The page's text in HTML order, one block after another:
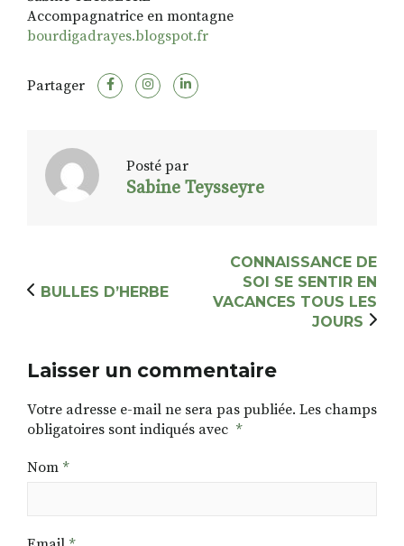
Accompagnatrice en montagne
bourdigadrayes.blogspot.fr
Partager
Posté par
Sabine Teysseyre
BULLES D’HERBE
CONNAISSANCE DE
SOI SE SENTIR EN
VACANCES TOUS LES
JOURS
Laisser un commentaire
Votre adresse e-mail ne sera pas publiée. Les champs
obligatoires sont indiqués avec *
Nom *